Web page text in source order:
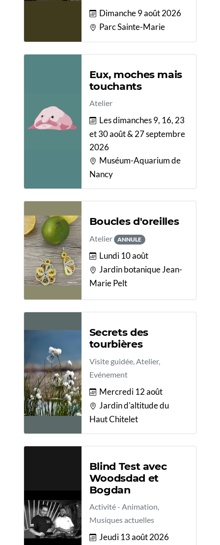
Dimanche 9 août 2026
Parc Sainte-Marie
Eux, moches mais
touchants
Atelier
Les dimanches 9, 16, 23
et 30 août & 27 septembre
2026
Muséum-Aquarium de
Nancy
Boucles d'oreilles
Atelier ANNULE
Lundi 10 août
Jardin botanique Jean-
Marie Pelt
Secrets des
tourbières
Visite guidée, Atelier,
Evénement
Mercredi 12 août
Jardin d'altitude du
Haut Chitelet
Blind Test avec
Woodsdad et
Bogdan
Activité - Animation,
Musiques actuelles
Jeudi 13 août 2026